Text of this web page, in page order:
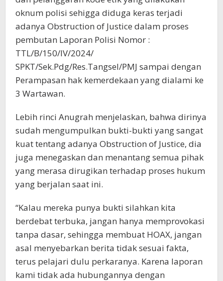
oknum polisi sehigga diduga keras terjadi
adanya Obstruction of Justice dalam proses
pembutan Laporan Polisi Nomor :
TTL/B/150/IV/2024/
SPKT/Sek.Pdg/Res.Tangsel/PMJ sampai dengan
Perampasan hak kemerdekaan yang dialami ke
3 Wartawan.
Lebih rinci Anugrah menjelaskan, bahwa dirinya
sudah mengumpulkan bukti-bukti yang sangat
kuat tentang adanya Obstruction of Justice, dia
juga menegaskan dan menantang semua pihak
yang merasa dirugikan terhadap proses hukum
yang berjalan saat ini.
“Kalau mereka punya bukti silahkan kita
berdebat terbuka, jangan hanya memprovokasi
tanpa dasar, sehingga membuat HOAX, jangan
asal menyebarkan berita tidak sesuai fakta,
terus pelajari dulu perkaranya. Karena laporan
kami tidak ada hubungannya dengan